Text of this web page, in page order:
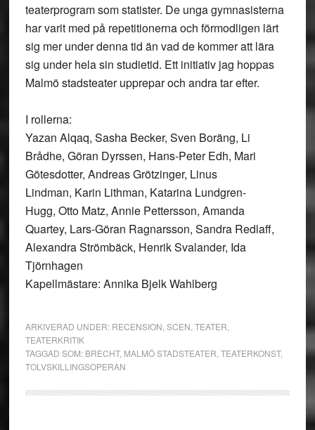
teaterprogram som statister. De unga gymnasisterna
har varit med på repetitionerna och förmodligen lärt
sig mer under denna tid än vad de kommer att lära
sig under hela sin studietid. Ett initiativ jag hoppas
Malmö stadsteater upprepar och andra tar efter.
I rollerna:
Yazan Alqaq, Sasha Becker, Sven Boräng, Li
Brådhe, Göran Dyrssen, Hans-Peter Edh, Mari
Götesdotter, Andreas Grötzinger, Linus
Lindman, Karin Lithman, Katarina Lundgren-
Hugg, Otto Matz, Annie Pettersson, Amanda
Quartey, Lars-Göran Ragnarsson, Sandra Redlaff,
Alexandra Strömbäck, Henrik Svalander, Ida
Tjörnhagen
Kapellmästare: Annika Bjelk Wahlberg
ARKIVERAD UNDER: RECENSION SCEN TEATER
TEATERKRITIK
TAGGAD SOM: BRECHT, MALMÖ STADSTEATER TEATERKONST,
TOLVSKILLINGSOPERAN